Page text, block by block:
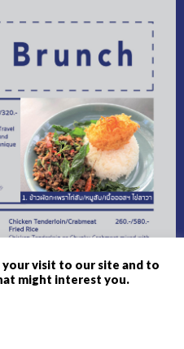
visit to our site and to
might interest you.